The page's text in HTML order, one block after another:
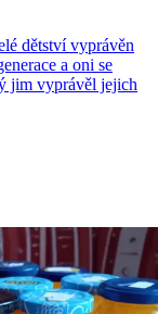
dětství vyprávěn
a oni se
jim vyprávěl jejich